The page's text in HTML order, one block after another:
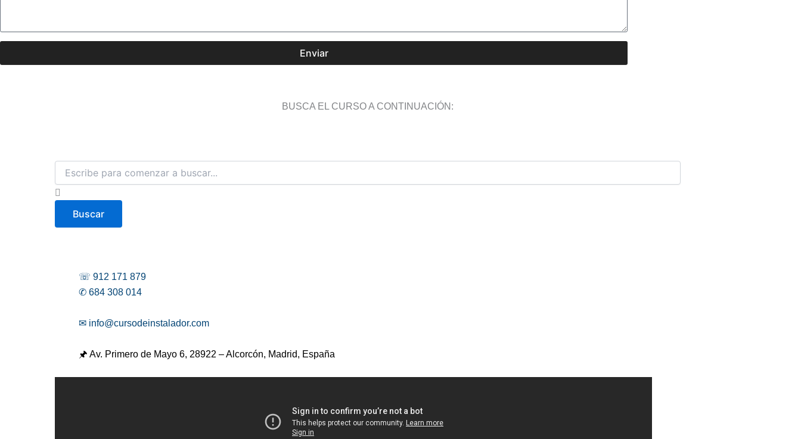
Enviar
BUSCA EL CURSO A CONTINUACIÓN:
B
s
c
r
Buscar
☏ 912 171 879
✆ 684 308 014
✉ info@cursodeinstalador.com
🖈 Av. Primero de Mayo 6, 28922 – Alcorcón, Madrid, España